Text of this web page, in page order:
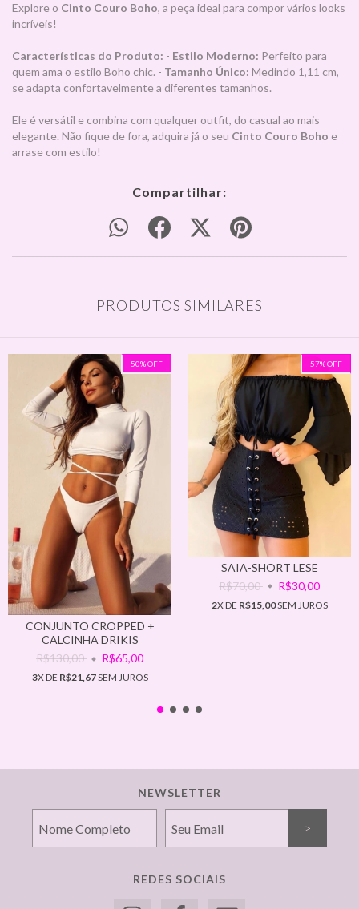
Explore o Cinto Couro Boho, a peça ideal para compor vários looks
incríveis!
Características do Produto: - Estilo Moderno: Perfeito para
quem ama o estilo Boho chic. - Tamanho Único: Medindo 1,11 cm,
se adapta confortavelmente a diferentes tamanhos.
Ele é versátil e combina com qualquer outfit, do casual ao mais
elegante. Não fique de fora, adquira já o seu Cinto Couro Boho e
arrase com estilo!
Compartilhar:
PRODUTOS SIMILARES
50%OFF
CONJUNTO CROPPED +
CALCINHA DRIKIS
R$130,00
R$65,00
3X DE R$21,67SEM JUROS
57%OFF
SAIA-SHORT LESE
R$70,00
R$30,00
2X DE R$15,00SEM JUROS
NEWSLETTER
REDES SOCIAIS